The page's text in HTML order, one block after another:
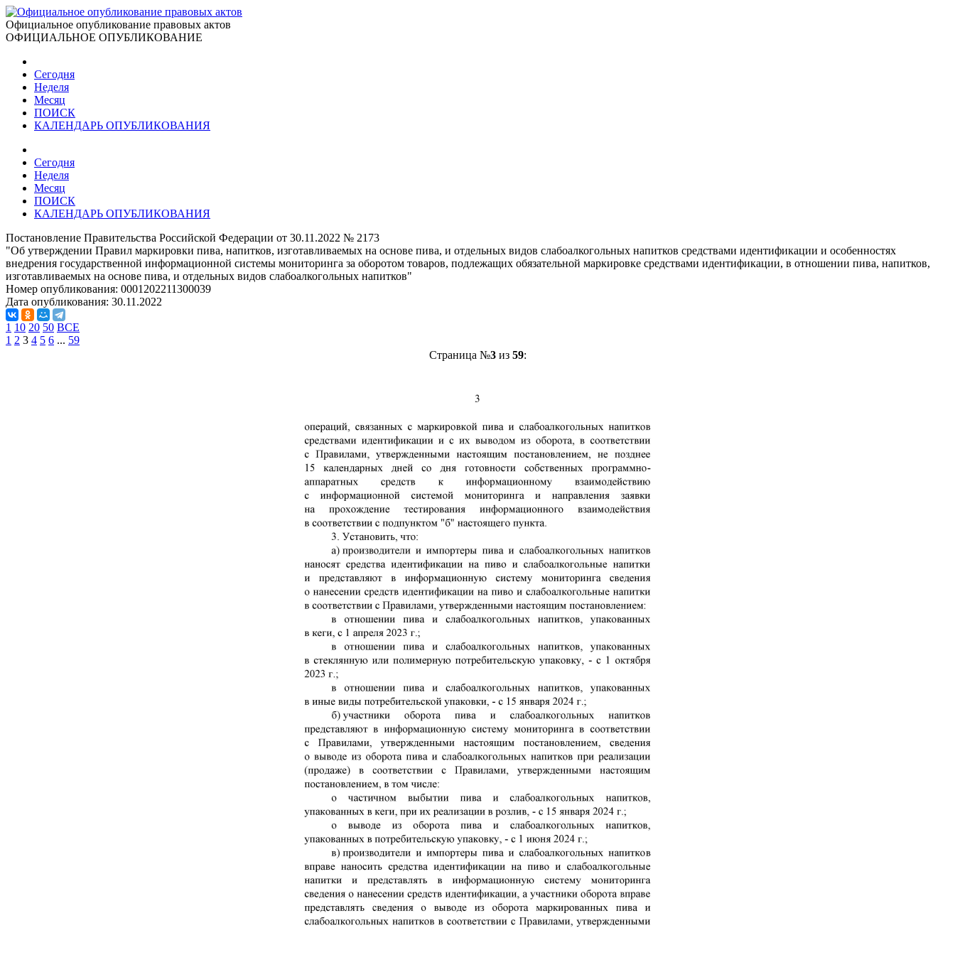
Официальное опубликование правовых актов
ОФИЦИАЛЬНОЕ ОПУБЛИКОВАНИЕ
Сегодня
Неделя
Месяц
ПОИСК
КАЛЕНДАРЬ ОПУБЛИКОВАНИЯ
Сегодня
Неделя
Месяц
ПОИСК
КАЛЕНДАРЬ ОПУБЛИКОВАНИЯ
Постановление Правительства Российской Федерации от 30.11.2022 № 2173
"Об утверждении Правил маркировки пива, напитков, изготавливаемых на основе пива, и отдельных видов слабоалкогольных напитков средствами идентификации и особенностях
внедрения государственной информационной системы мониторинга за оборотом товаров, подлежащих обязательной маркировке средствами идентификации, в отношении пива, напитков,
изготавливаемых на основе пива, и отдельных видов слабоалкогольных напитков"
Номер опубликования: 0001202211300039
Дата опубликования: 30.11.2022
1 10 20 50 ВСЕ
1 2 3 4 5 6 ... 59
Страница №3из 59: